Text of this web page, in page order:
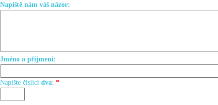
Napiště nám váš názor:
Jméno a příjmení:
Napište číslici dva: *